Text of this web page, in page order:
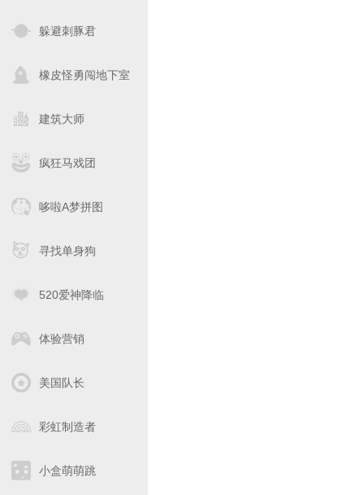
躲避刺豚君
橡皮怪勇闯地下室
建筑大师
疯狂马戏团
哆啦A梦拼图
寻找单身狗
520爱神降临
体验营销
美国队长
彩虹制造者
小盒萌萌跳